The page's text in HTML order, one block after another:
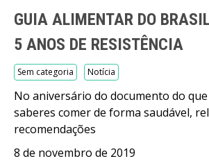
GUIA ALIMENTAR DO
5 ANOS DE RESISTÊNCIA
Sem categoria Notícia
No aniversário do documento do
saberes comer de forma saudável,
recomendações
8 de novembro de 2019